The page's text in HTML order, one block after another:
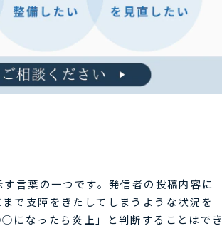
言葉の一つです。発信者の投稿内容に
で支障をきたしてしまうような状況を
になったら炎上」と判断することはでき